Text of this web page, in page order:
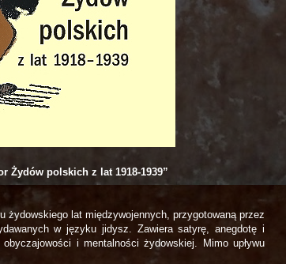
Żydów polskich z lat 1918-1939”
żydowskiego lat międzywojennych, przygotowaną przez
w języku jidysz. Zawiera satyrę, anegdotę i
i mentalności żydowskiej. Mimo upływu